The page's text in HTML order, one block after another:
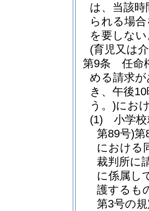
は、当該
られる場
を要しな
(育児又は
第9条
任命
める請求
き、午後
う。)にお
(1)
小学
第89号)第
における
裁判所に
に係属し
護するも
第3号の